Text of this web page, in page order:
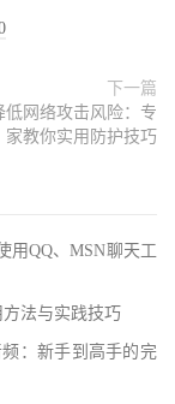
下一篇
低网络攻击风险：专
家教你实用防护技巧
用QQ、MSN聊天工
法与实践技巧
：新手到高手的完